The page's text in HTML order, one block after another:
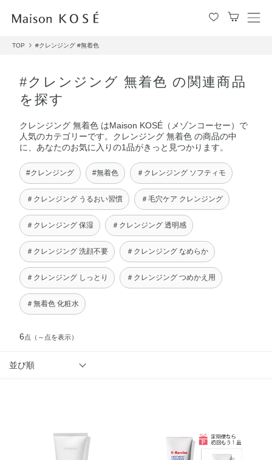
メ
TOP #クレンジング #無着色
#クレンジング 無着色 の関連商品
を探す
クレンジング 無着色 はMaison KOSÉ（メゾンコーセー）で
人気のカテゴリーです。クレンジング 無着色 の商品の中
に、あなたのお気に入りの1品がきっと見つかります。
#クレンジング #無着色 ＃クレンジング ソフティモ
＃クレンジング うるおい習慣 ＃毛穴ケア クレンジング
＃クレンジング 保湿 ＃クレンジング 透明感
＃クレンジング 洗顔不要 ＃クレンジング なめらか
＃クレンジング しっとり ＃クレンジング つめかえ用
＃無着色 化粧水
6点 （～点を表示）
並び順